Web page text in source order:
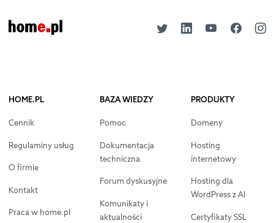
HOME.PL
Cennik
Regulaminy usług
O firmie
Kontakt
Praca w home.pl
BAZA WIEDZY
Pomoc
Dokumentacja
techniczna
Forum dyskusyjne
Komunikaty i
aktualności
PRODUKTY
Domeny
Hosting
internetowy
Hosting dla
WordPress z AI
Certyfikaty SSL